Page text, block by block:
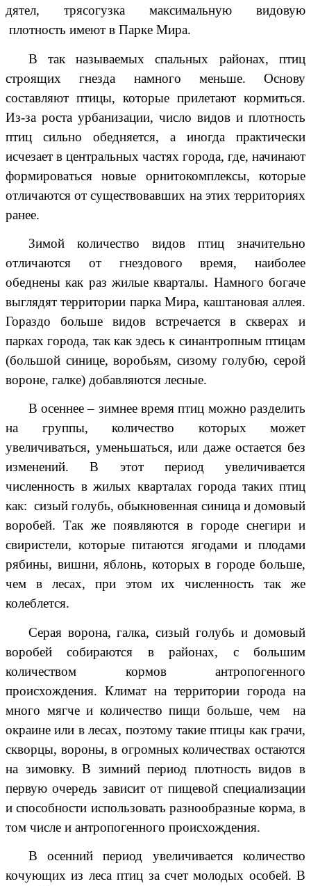
дятел, трясогузка максимальную видовую
плотность имеют в Парке Мира.
В так называемых спальных районах, птиц
строящих гнезда намного меньше. Основу
составляют птицы, которые прилетают кормиться.
Из-за роста урбанизации, число видов и плотность
птиц сильно обедняется, а иногда практически
исчезает в центральных частях города, где, начинают
формироваться новые орнитокомплексы, которые
отличаются от существовавших на этих территориях
ранее.
Зимой количество видов птиц значительно
отличаются от гнездового время, наиболее
обеднены как раз жилые кварталы. Намного богаче
выглядят территории парка Мира, каштановая аллея.
Гораздо больше видов встречается в скверах и
парках города, так как здесь к синантропным птицам
(большой синице, воробьям, сизому голубю, серой
вороне, галке) добавляются лесные.
В осеннее – зимнее время птиц можно разделить
на группы, количество которых может
увеличиваться, уменьшаться, или даже остается без
изменений. В этот период увеличивается
численность в жилых кварталах города таких птиц
как: сизый голубь, обыкновенная синица и домовый
воробей. Так же появляются в городе снегири и
свиристели, которые питаются ягодами и плодами
рябины, вишни, яблонь, которых в городе больше,
чем в лесах, при этом их численность так же
колеблется.
Серая ворона, галка, сизый голубь и домовый
воробей собираются в районах, с большим
количеством кормов антропогенного
происхождения. Климат на территории города на
много мягче и количество пищи больше, чем на
окраине или в лесах, поэтому такие птицы как грачи,
скворцы, вороны, в огромных количествах остаются
на зимовку. В зимний период плотность видов в
первую очередь зависит от пищевой специализации
и способности использовать разнообразные корма, в
том числе и антропогенного происхождения.
В осенний период увеличивается количество
кочующих из леса птиц за счет молодых особей. В